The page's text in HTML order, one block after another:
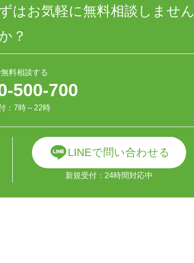
はお気軽に無料相談しません
？
料相談する
500-700
：7時～22時
LINEで問い合わせる
新規受付：24時間対応中